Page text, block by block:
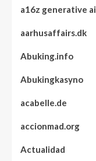
a16z generative ai
aarhusaffairs.dk
Abuking.info
Abukingkasyno
acabelle.de
accionmad.org
Actualidad